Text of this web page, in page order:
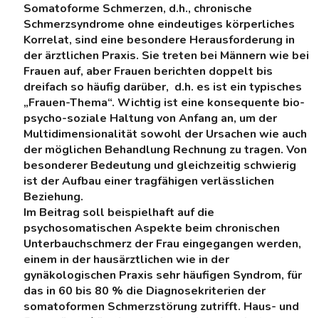
Somatoforme Schmerzen, d.h., chronische
Schmerzsyndrome ohne eindeutiges körperliches
Korrelat, sind eine besondere Herausforderung in
der ärztlichen Praxis. Sie treten bei Männern wie bei
Frauen auf, aber Frauen berichten doppelt bis
dreifach so häufig darüber, d.h. es ist ein typisches
„Frauen-Thema“. Wichtig ist eine konsequente bio-
psycho-soziale Haltung von Anfang an, um der
Multidimensionalität sowohl der Ursachen wie auch
der möglichen Behandlung Rechnung zu tragen. Von
besonderer Bedeutung und gleichzeitig schwierig
ist der Aufbau einer tragfähigen verlässlichen
Beziehung.
Im Beitrag soll beispielhaft auf die
psychosomatischen Aspekte beim chronischen
Unterbauchschmerz der Frau eingegangen werden,
einem in der hausärztlichen wie in der
gynäkologischen Praxis sehr häufigen Syndrom, für
das in 60 bis 80 % die Diagnosekriterien der
somatoformen Schmerzstörung zutrifft. Haus- und